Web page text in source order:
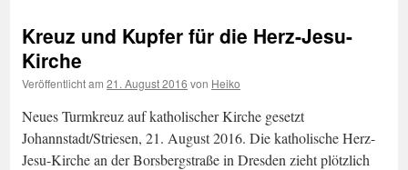
Kreuz und Kupfer für die Herz-Jesu-
Kirche
Veröffentlicht am 21. August 2016 von Heiko
Neues Turmkreuz auf katholischer Kirche gesetzt
Johannstadt/Striesen, 21. August 2016. Die katholische Herz-
Jesu-Kirche an der Borsbergstraße in Dresden zieht plötzlich